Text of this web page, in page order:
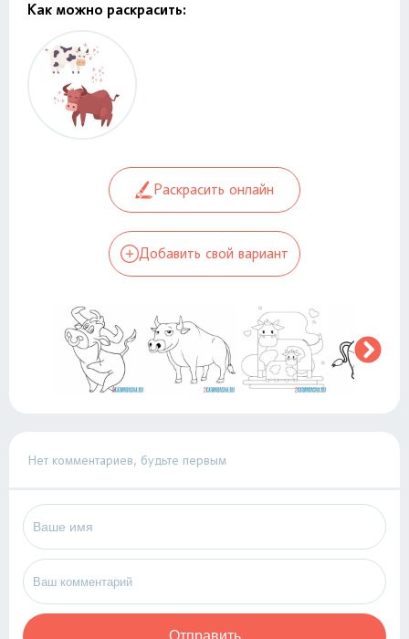
Как можно раскрасить:
Раскрасить онлайн
Добавить свой вариант
Нет комментариев, будьте первым